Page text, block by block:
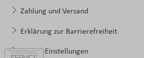
Zahlung und Versand
Erklärung zur Barrierefreiheit
Cookie-Einstellungen